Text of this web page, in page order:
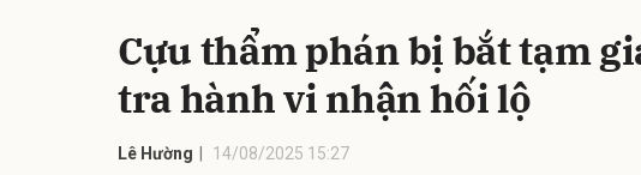
Cựu thẩm phán bị bắt tạm
tra hành vi nhận hối lộ
Lê Hường 14/08/2025 15:27